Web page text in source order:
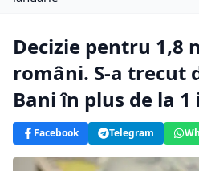
Decizie pentru 1,8
români. S-a trecut
Bani în plus de la
Facebook Telegram